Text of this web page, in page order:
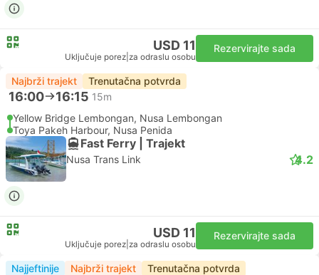
USD 11
Uključuje porez za odraslu osobu
Rezervirajte sada
Najbrži trajekt Trenutačna potvrda
16:00 16:15 15m
Yellow Bridge Lembongan, Nusa Lembongan
Toya Pakeh Harbour, Nusa Penida
Fast Ferry | Trajekt
Nusa Trans Link 4.2
USD 11
Uključuje porez za odraslu osobu
Rezervirajte sada
Najjeftinije Najbrži trajekt Trenutačna potvrda